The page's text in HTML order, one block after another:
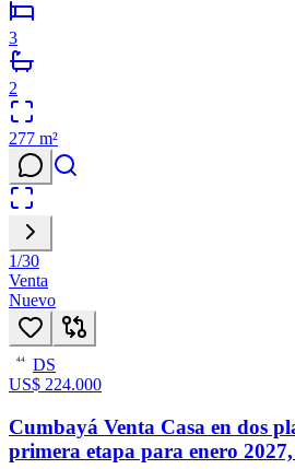
3
2
277 m²
1/30
Venta
Nuevo
44
DS
US$ 224.000
Cumbayá Venta Casa en dos
primera etapa para enero